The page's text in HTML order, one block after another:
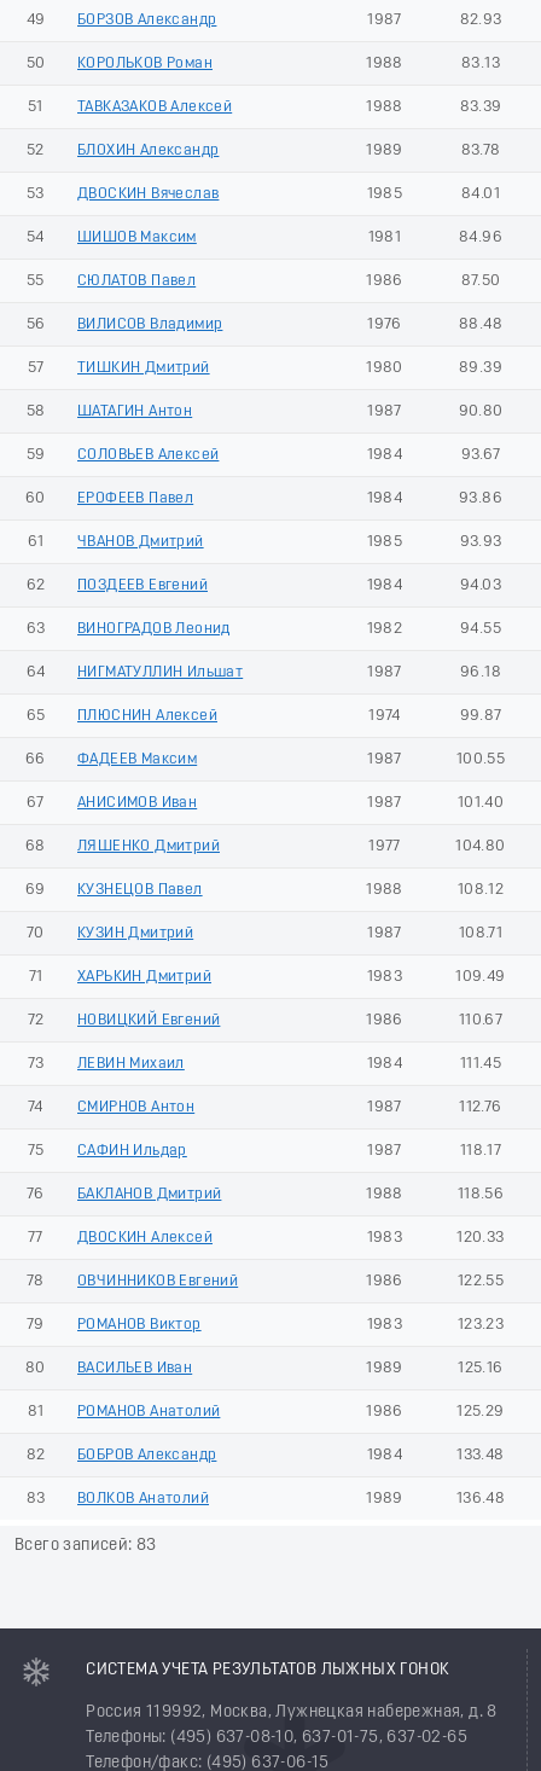
49 БОРЗОВ Александр 1987 82.93
50 КОРОЛЬКОВ Роман 1988 83.13
51 ТАВКАЗАКОВ Алексей 1988 83.39
52 БЛОХИН Александр 1989 83.78
53 ДВОСКИН Вячеслав 1985 84.01
54 ШИШОВ Максим 1981 84.96
55 СЮЛАТОВ Павел 1986 87.50
56 ВИЛИСОВ Владимир 1976 88.48
57 ТИШКИН Дмитрий 1980 89.39
58 ШАТАГИН Антон 1987 90.80
59 СОЛОВЬЕВ Алексей 1984 93.67
60 ЕРОФЕЕВ Павел 1984 93.86
61 ЧВАНОВ Дмитрий 1985 93.93
62 ПОЗДЕЕВ Евгений 1984 94.03
63 ВИНОГРАДОВ Леонид 1982 94.55
64 НИГМАТУЛЛИН Ильшат 1987 96.18
65 ПЛЮСНИН Алексей 1974 99.87
66 ФАДЕЕВ Максим 1987 100.55
67 АНИСИМОВ Иван 1987 101.40
68 ЛЯШЕНКО Дмитрий 1977 104.80
69 КУЗНЕЦОВ Павел 1988 108.12
70 КУЗИН Дмитрий 1987 108.71
71 ХАРЬКИН Дмитрий 1983 109.49
72 НОВИЦКИЙ Евгений 1986 110.67
73 ЛЕВИН Михаил 1984 111.45
74 СМИРНОВ Антон 1987 112.76
75 САФИН Ильдар 1987 118.17
76 БАКЛАНОВ Дмитрий 1988 118.56
77 ДВОСКИН Алексей 1983 120.33
78 ОВЧИННИКОВ Евгений 1986 122.55
79 РОМАНОВ Виктор 1983 123.23
80 ВАСИЛЬЕВ Иван 1989 125.16
81 РОМАНОВ Анатолий 1986 125.29
82 БОБРОВ Александр 1984 133.48
83 ВОЛКОВ Анатолий 1989 136.48
Всего записей: 83
СИСТЕМА УЧЕТА РЕЗУЛЬТАТОВ ЛЫЖНЫХ ГОНОК
Россия 119992, Москва, Лужнецкая набережная, д. 8
Телефоны: (495) 637-08-10, 637-01-75, 637-02-65
Телефон/факс: (495) 637-06-15